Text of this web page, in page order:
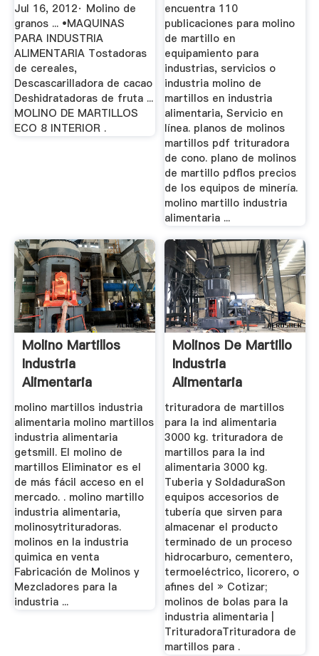
Jul 16, 2012· Molino de
granos ... •MAQUINAS
PARA INDUSTRIA
ALIMENTARIA Tostadoras
de cereales,
Descascarilladora de cacao
Deshidratadoras de fruta ...
MOLINO DE MARTILLOS
ECO 8 INTERIOR .
encuentra 110
publicaciones para molino
de martillo en
equipamiento para
industrias, servicios o
industria molino de
martillos en industria
alimentaria, Servicio en
línea. planos de molinos
martillos pdf trituradora
de cono. plano de molinos
de martillo pdflos precios
de los equipos de minería.
molino martillo industria
alimentaria ...
Molino Martillos
Industria
Alimentaria
molino martillos industria
alimentaria molino martillos
industria alimentaria
getsmill. El molino de
martillos Eliminator es el
de más fácil acceso en el
mercado. . molino martillo
industria alimentaria,
molinosytrituradoras.
molinos en la industria
quimica en venta
Fabricación de Molinos y
Mezcladores para la
industria ...
Molinos De Martillo
Industria
Alimentaria
trituradora de martillos
para la ind alimentaria
3000 kg. trituradora de
martillos para la ind
alimentaria 3000 kg.
Tuberia y SoldaduraSon
equipos accesorios de
tubería que sirven para
almacenar el producto
terminado de un proceso
hidrocarburo, cementero,
termoeléctrico, licorero, o
afines del » Cotizar;
molinos de bolas para la
industria alimentaria |
TrituradoraTrituradora de
martillos para .